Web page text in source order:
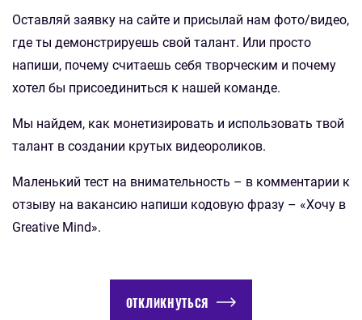
Оставляй заявку на сайте и присылай нам фото/видео,
где ты демонстрируешь свой талант. Или просто
напиши, почему считаешь себя творческим и почему
хотел бы присоединиться к нашей команде.
Мы найдем, как монетизировать и использовать твой
талант в создании крутых видеороликов.
Маленький тест на внимательность – в комментарии к
отзыву на вакансию напиши кодовую фразу – «Хочу в
Greative Mind».
ОТКЛИКНУТЬСЯ